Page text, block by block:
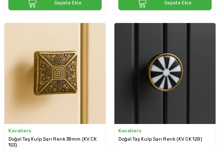
Sepete Ekle Sepete Ekle
Kavaliers
Doğal Taş Kulp Sarı Renk 38mm (KV CK
153)
Kavaliers
Doğal Taş Kulp Sarı Renk (KV CK 128)